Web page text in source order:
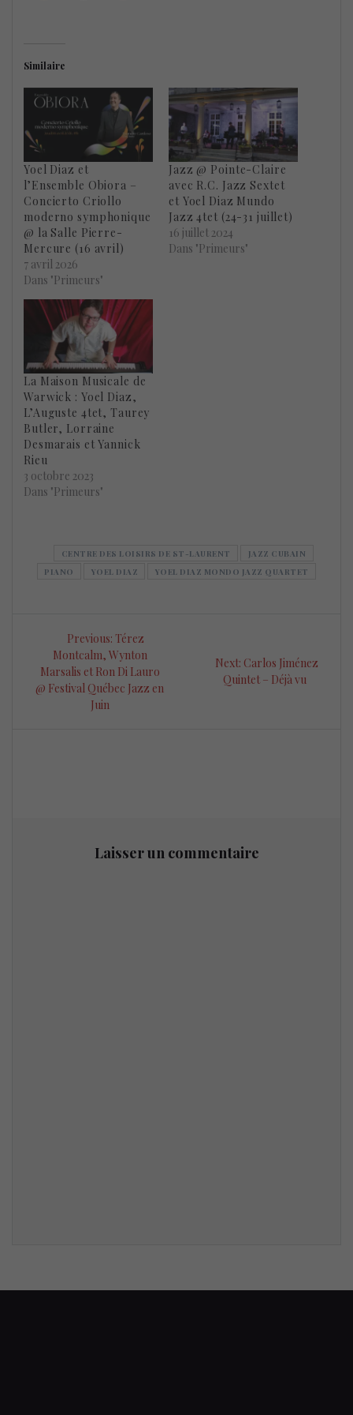
Similaire
Yoel Diaz et
l’Ensemble Obiora –
Concierto Criollo
moderno symphonique
@ la Salle Pierre-
Mercure (16 avril)
7 avril 2026
Dans "Primeurs"
Jazz @ Pointe-Claire
avec R.C. Jazz Sextet
et Yoel Diaz Mundo
Jazz 4tet (24-31 juillet)
16 juillet 2024
Dans "Primeurs"
La Maison Musicale de
Warwick : Yoel Diaz,
L’Auguste 4tet, Taurey
Butler, Lorraine
Desmarais et Yannick
Rieu
3 octobre 2023
Dans "Primeurs"
CENTRE DES LOISIRS DE ST-LAURENT
JAZZ CUBAIN
PIANO
YOEL DIAZ YOEL DIAZ MONDO JAZZ QUARTET
Navigation
l’article
Previous: Previous
post:
Térez
Montcalm, Wynton
Marsalis et Ron Di Lauro
@ Festival Québec Jazz en
Juin
Next: Next
post:
Carlos Jiménez
Quintet – Déjà vu
Laisser un commentaire